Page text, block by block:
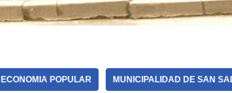
ECONOMIA POPULAR MUNICIPALIDAD DE SAN